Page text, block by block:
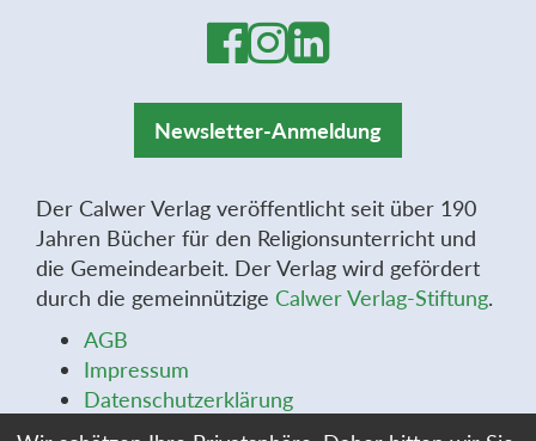
Newsletter-Anmeldung
Der Calwer Verlag veröffentlicht seit über 190
Jahren Bücher für den Religionsunterricht und
die Gemeindearbeit. Der Verlag wird gefördert
durch die gemeinnützige Calwer Verlag-Stiftung.
AGB
Impressum
Datenschutzerklärung
Widerrufsbelehrung